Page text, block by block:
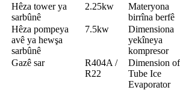
Hêza tower ya
sarbûnê
2.25kw
Materyona
birrîna berfê
Hêza pompeya
avê ya hewşa
sarbûnê
7.5kw
Dimensiona
yekîneya
kompresor
Gazê sar
R404A /
R22
Dimension of
Tube Ice
Evaporator